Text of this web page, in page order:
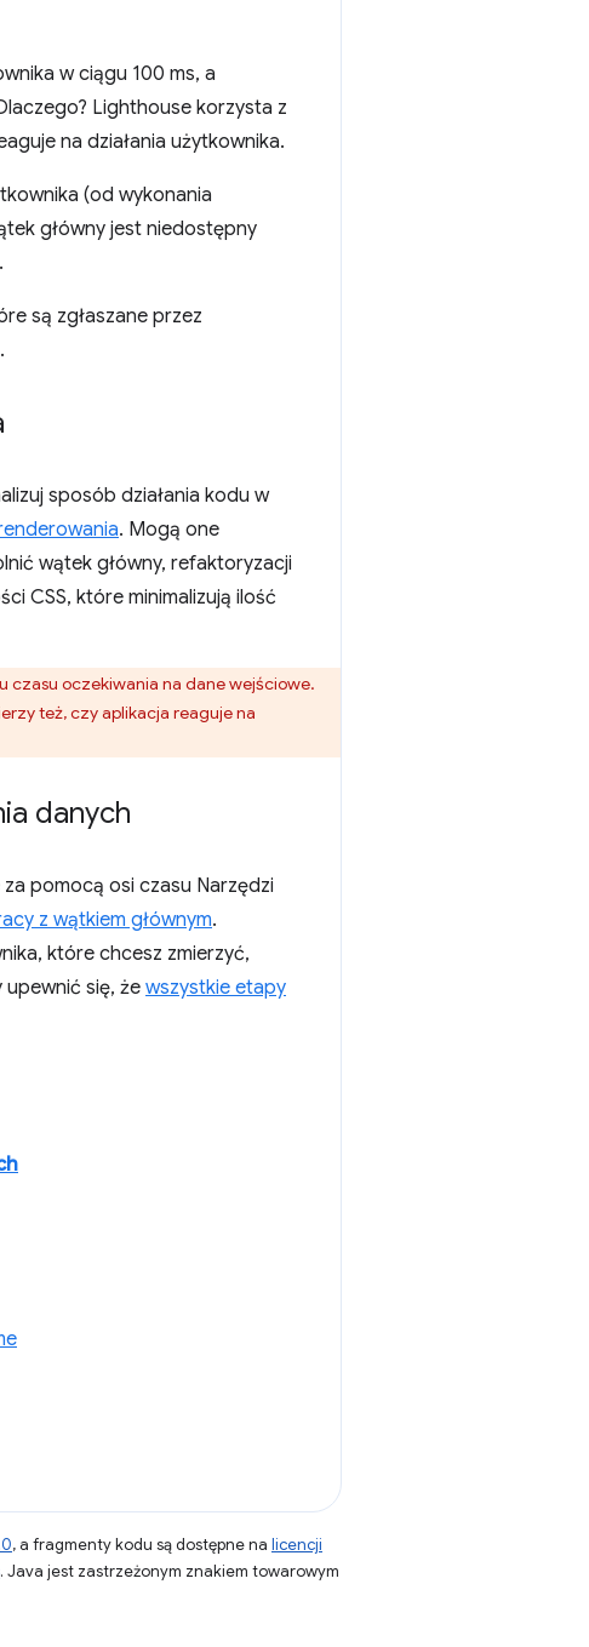
w ciągu 100 ms, a
Lighthouse korzysta z
na działania użytkownika.
(od wykonania
główny jest niedostępny
są zgłaszane przez
sposób działania kodu w
. Mogą one
wątek główny, refaktoryzacji
CSS, które minimalizują ilość
czasu oczekiwania na dane wejściowe.
też, czy aplikacja reaguje na
danych
pomocą osi czasu Narzędzi
z wątkiem głównym.
które chcesz zmierzyć,
się, że wszystkie etapy
, a fragmenty kodu są dostępne na licencji
. Java jest zastrzeżonym znakiem towarowym